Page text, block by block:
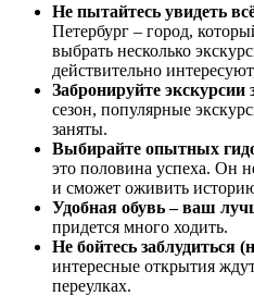
Не пытайтесь увидеть
Петербург – город,
выбрать несколько
действительно
Забронируйте экскурсии
сезон, популярные
заняты.
Выбирайте опытных
это половина успеха. Он
и сможет оживить
Удобная обувь – ваш
придется много ходить.
Не бойтесь заблудиться
интересные открытия
переулках.